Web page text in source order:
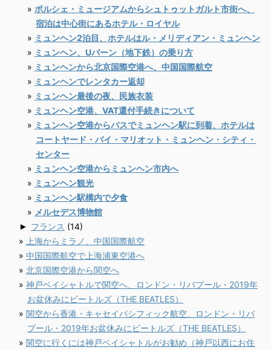
ポルシェ・ミュージアムからシュトゥットガルト市街へ、
宿泊は中心街にあるホテル・ロイヤル
ミュンヘン2泊目、ホテルはル・メリディアン・ミュンヘン
ミュンヘン、Uバーン（地下鉄）の乗り方
ミュンヘンから北京国際空港へ、中国国際航空
ミュンヘンでレンタカー返却
ミュンヘン最後の夜、民族衣装
ミュンヘン空港、VAT還付手続きについて
ミュンヘン空港からバスでミュンヘン駅に到着、ホテルは
コートヤード・バイ・マリオット・ミュンヘン・シティ・
センター
ミュンヘン空港からミュンヘン市内へ
ミュンヘン観光
ミュンヘン駅構内で夕食
メルセデス博物館
► フランス (14)
上海からミラノ、中国国際航空
中国国際航空で上海浦東空港へ
北京国際空港から関空へ
神戸ベイシャトルで関空へ、ロンドン・リバプール・2019年
お盆休みにビートルズ（THE BEATLES）
関空から香港・キャセイパシフィック航空、ロンドン・リバ
プール・2019年お盆休みにビートルズ（THE BEATLES）
関空に行くには神戸ベイシャトルがお勧め（神戸以西にお住